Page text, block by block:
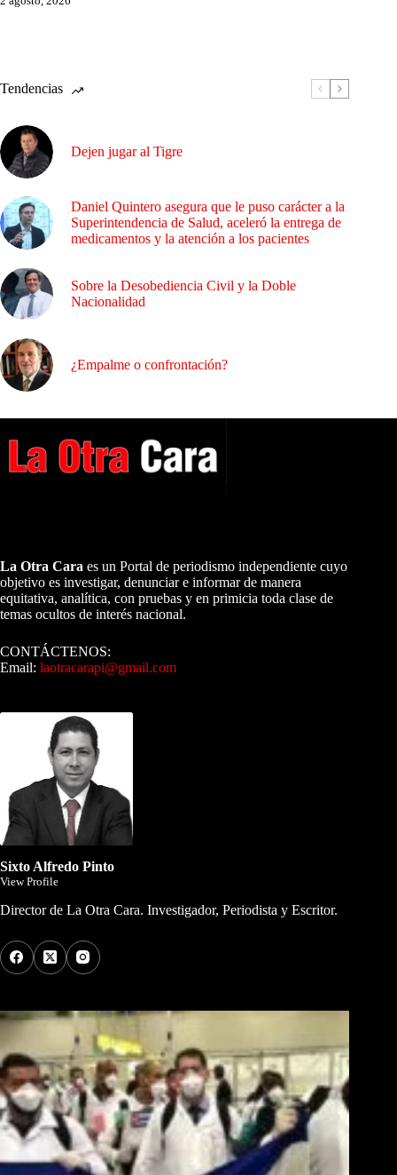
Tendencias
Dejen jugar al Tigre
Daniel Quintero asegura que le puso carácter a la
Superintendencia de Salud, aceleró la entrega de
medicamentos y la atención a los pacientes
Sobre la Desobediencia Civil y la Doble
Nacionalidad
¿Empalme o confrontación?
La Otra Cara es un Portal de periodismo independiente cuyo
objetivo es investigar, denunciar e informar de manera
equitativa, analítica, con pruebas y en primicia toda clase de
temas ocultos de interés nacional.
CONTÁCTENOS:
Email: laotracarapi@gmail.com
Sixto Alfredo Pinto
View Profile
Director de La Otra Cara. Investigador, Periodista y Escritor.